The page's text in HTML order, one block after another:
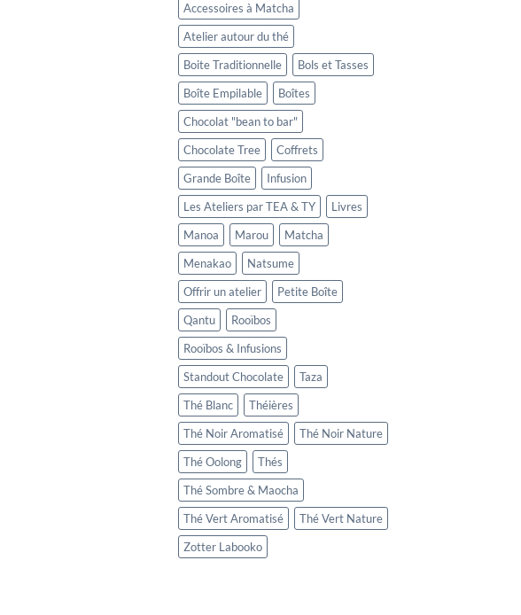
Accessoires à Matcha
Atelier autour du thé
Boite Traditionnelle
Bols et Tasses
Boîte Empilable
Boîtes
Chocolat "bean to bar"
Chocolate Tree
Coffrets
Grande Boîte
Infusion
Les Ateliers par TEA & TY
Livres
Manoa
Marou
Matcha
Menakao
Natsume
Offrir un atelier
Petite Boîte
Qantu
Rooïbos
Rooïbos & Infusions
Standout Chocolate
Taza
Thé Blanc
Théières
Thé Noir Aromatisé
Thé Noir Nature
Thé Oolong
Thés
Thé Sombre & Maocha
Thé Vert Aromatisé
Thé Vert Nature
Zotter Labooko